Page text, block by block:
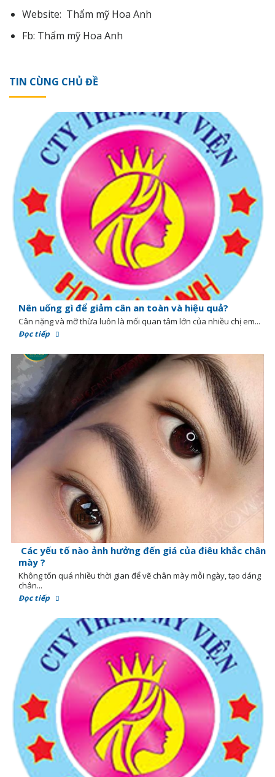
Website: Thẩm mỹ Hoa Anh
Fb: Thẩm mỹ Hoa Anh
TIN CÙNG CHỦ ĐỀ
Nên uống gì để giảm cân an toàn và hiệu quả?
Cân nặng và mỡ thừa luôn là mối quan tâm lớn của nhiều chị em...
Đọc tiếp
Các yếu tố nào ảnh hưởng đến giá của điêu khắc chân
mày ?
Không tốn quá nhiều thời gian để vẽ chân mày mỗi ngày, tạo dáng
chân...
Đọc tiếp